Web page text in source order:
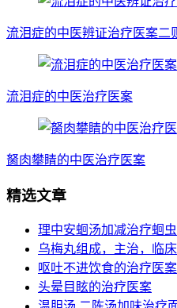
流泪症的中医辨证治疗医案二
流泪症的中医治疗医案
胬肉攀睛的中医治疗医案
精选文章
理中安蛔汤加减治疗蛔
乌梅丸组成，主治，临
呕吐不进饮食的治疗医案
头晕目眩的治疗医案